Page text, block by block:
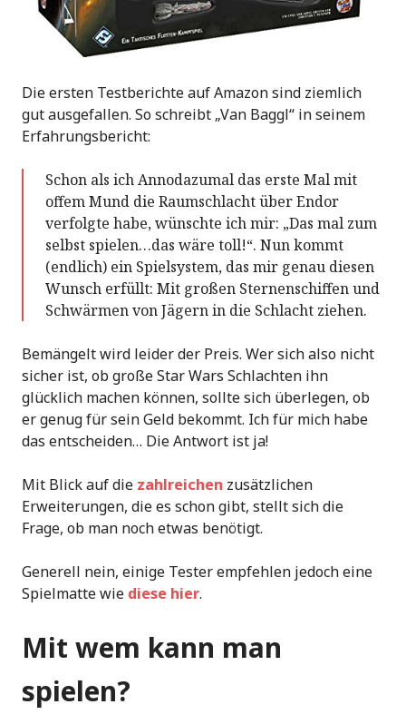
Die ersten Testberichte auf Amazon sind ziemlich
gut ausgefallen. So schreibt „Van Baggl“ in seinem
Erfahrungsbericht:
Schon als ich Annodazumal das erste Mal mit
offem Mund die Raumschlacht über Endor
verfolgte habe, wünschte ich mir: „Das mal zum
selbst spielen…das wäre toll!“. Nun kommt
(endlich) ein Spielsystem, das mir genau diesen
Wunsch erfüllt: Mit großen Sternenschiffen und
Schwärmen von Jägern in die Schlacht ziehen.
Bemängelt wird leider der Preis. Wer sich also nicht
sicher ist, ob große Star Wars Schlachten ihn
glücklich machen können, sollte sich überlegen, ob
er genug für sein Geld bekommt. Ich für mich habe
das entscheiden… Die Antwort ist ja!
Mit Blick auf die zahlreichen zusätzlichen
Erweiterungen, die es schon gibt, stellt sich die
Frage, ob man noch etwas benötigt.
Generell nein, einige Tester empfehlen jedoch eine
Spielmatte wie diese hier.
Mit wem kann man
spielen?